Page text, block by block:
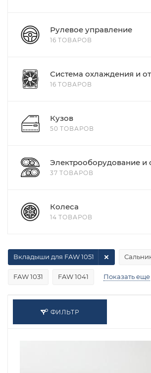
Рулевое управление
16 ТОВАРОВ
Система охлаждения и
16 ТОВАРОВ
Кузов
50 ТОВАРОВ
Электрооборудование и
37 ТОВАРОВ
Колеса
14 ТОВАРОВ
FAW 1031 FAW 1041
Вкладыши для FAW 1051
Показать еще
ФИЛЬТР